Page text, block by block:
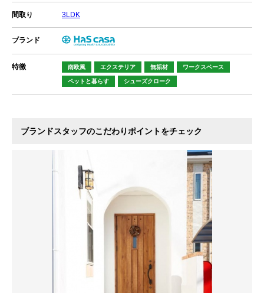
間取り 3LDK
ブランド
特徴 南欧風 エクステリア 無垢材 ワークスペース
ペットと暮らす シューズクローク
ブランドスタッフのこだわりポイントをチェック